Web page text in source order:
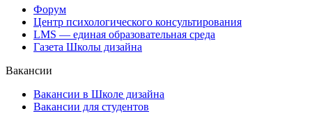
Форум
Центр психологического консультирования
LMS — единая образовательная среда
Газета Школы дизайна
Вакансии
Вакансии в Школе дизайна
Вакансии для студентов